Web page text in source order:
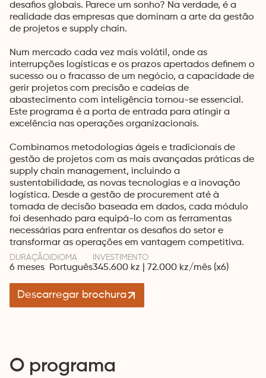
desafios globais. Parece um sonho? Na verdade, é a
realidade das empresas que dominam a arte da gestão
de projetos e supply chain.
Num mercado cada vez mais volátil, onde as
interrupções logísticas e os prazos apertados definem o
sucesso ou o fracasso de um negócio, a capacidade de
gerir projetos com precisão e cadeias de
abastecimento com inteligência tornou-se essencial.
Este programa é a porta de entrada para atingir a
excelência nas operações organizacionais.
Combinamos metodologias ágeis e tradicionais de
gestão de projetos com as mais avançadas práticas de
supply chain management, incluindo a
sustentabilidade, as novas tecnologias e a inovação
logística. Desde a gestão de procurement até à
tomada de decisão baseada em dados, cada módulo
foi desenhado para equipá-lo com as ferramentas
necessárias para enfrentar os desafios do setor e
transformar as operações em vantagem competitiva.
DURAÇÃO
6 meses
IDIOMA
Português
INVESTIMENTO
345.600 kz | 72.000 kz/mês (x6)
Descarregar brochura
O programa